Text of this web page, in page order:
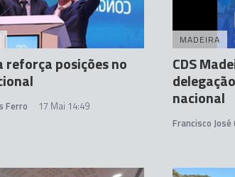
reforça posições no
Ferro 17 Mai 14:49
MADEIRA
CDS
nacional
Francisco José